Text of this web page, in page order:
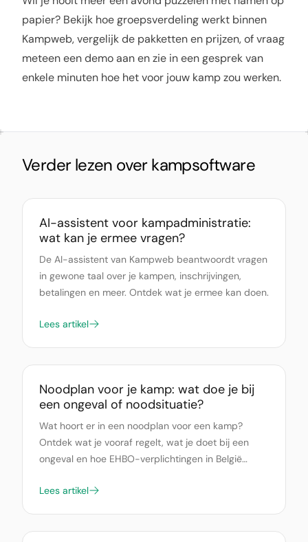
papier? Bekijk hoegroepsverdelingwerkt binnen
Kampweb, vergelijk de pakketten en prijzen, ofvraag
meteen een demo aanen zie in een gesprek van
enkele minuten hoe het voor jouw kamp zou werken.
Verder lezen over kampsoftware
AI-assistent voor kampadministratie:
wat kan je ermee vragen?
De AI-assistent van Kampweb beantwoordt vragen
in gewone taal over je kampen, inschrijvingen,
betalingen en meer. Ontdek wat je ermee kan doen.
Lees artikel
Noodplan voor je kamp: wat doe je bij
een ongeval of noodsituatie?
Wat hoort er in een noodplan voor een kamp?
Ontdek wat je vooraf regelt, wat je doet bij een
ongeval en hoe EHBO-verplichtingen in België
Lees artikel